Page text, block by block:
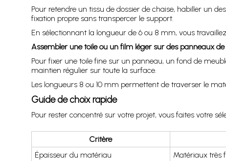
Pour retendre un tissu de dossier de chaise, habiller un
fixation propre sans transpercer le support.
En sélectionnant la longueur de 6 ou 8 mm, vous
Assembler une toile ou un film léger sur des panneaux de
Pour fixer une toile fine sur un panneau, un fond de
maintien régulier sur toute la surface.
Les longueurs 8 ou 10 mm permettent de traverser le
Guide de choix rapide
Pour rester concentré sur votre projet, vous faites votre
Critère
Épaisseur du matériau
Matériaux très